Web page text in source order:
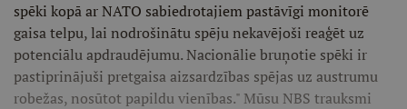
spēki kopā ar NATO sabiedrotajiem pastāvīgi monitorē
gaisa telpu, lai nodrošinātu spēju nekavējoši reaģēt uz
potenciālu apdraudējumu. Nacionālie bruņotie spēki ir
pastiprinājuši pretgaisa aizsardzības spējas uz austrumu
robežas, nosūtot papildu vienības." Mūsu NBS trauksmi